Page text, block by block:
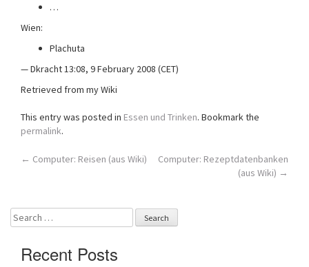
…
Wien:
Plachuta
— Dkracht 13:08, 9 February 2008 (CET)
Retrieved from my Wiki
This entry was posted in Essen und Trinken. Bookmark the
permalink.
Post
← Computer: Reisen (aus Wiki)
Computer: Rezeptdatenbanken
(aus Wiki) →
Search
for:
Recent Posts